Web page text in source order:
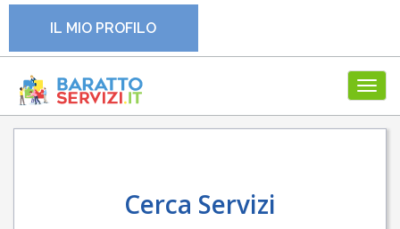
IL MIO PROFILO
Cerca Servizi